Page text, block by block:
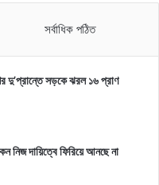
সর্বাধিক পঠিত
দু’প্রান্তে সড়কে ঝরল ১৬ প্রাণ
নিজ দায়িত্বে ফিরিয়ে আনছে না